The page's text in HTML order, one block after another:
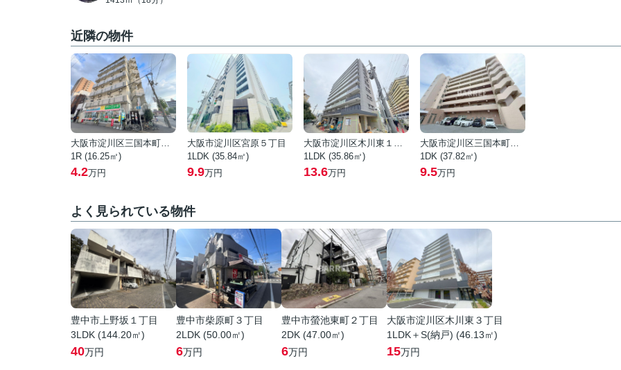
近隣の物件
大阪市淀川区三国本町２丁目
1R (16.25㎡)
4.2万円
大阪市淀川区宮原５丁目
1LDK (35.84㎡)
9.9万円
大阪市淀川区木川東１丁目
1LDK (35.86㎡)
13.6万円
大阪市淀川区三国本町１丁目
1DK (37.82㎡)
9.5万円
よく見られている物件
豊中市上野坂１丁目
3LDK (144.20㎡)
40万円
豊中市柴原町３丁目
2LDK (50.00㎡)
6万円
豊中市螢池東町２丁目
2DK (47.00㎡)
6万円
大阪市淀川区木川東３丁目
1LDK＋S(納戸) (46.13㎡)
15万円